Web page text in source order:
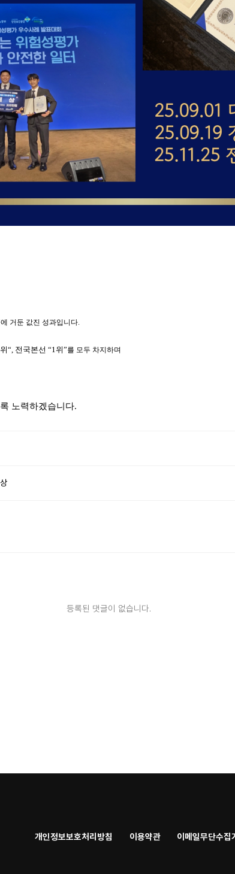
거둔 값진 성과입니다.
“, 전국본선 “1위”를 모두 차지하며
노력하겠습니다.
등록된 댓글이 없습니다.
개인정보보호처리방침 이용약관 이메일무단수집